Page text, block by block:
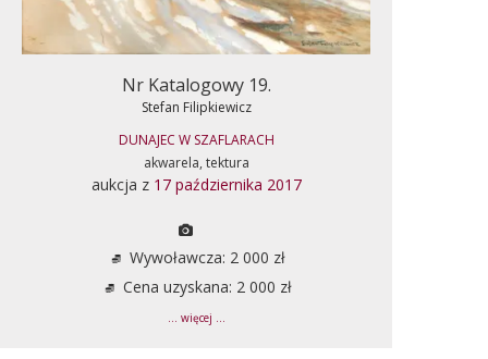
Nr Katalogowy 19.
Stefan Filipkiewicz
DUNAJEC W SZAFLARACH
akwarela, tektura
aukcja z 17 października 2017
Wywoławcza: 2 000 zł
Cena uzyskana: 2 000 zł
... więcej ...